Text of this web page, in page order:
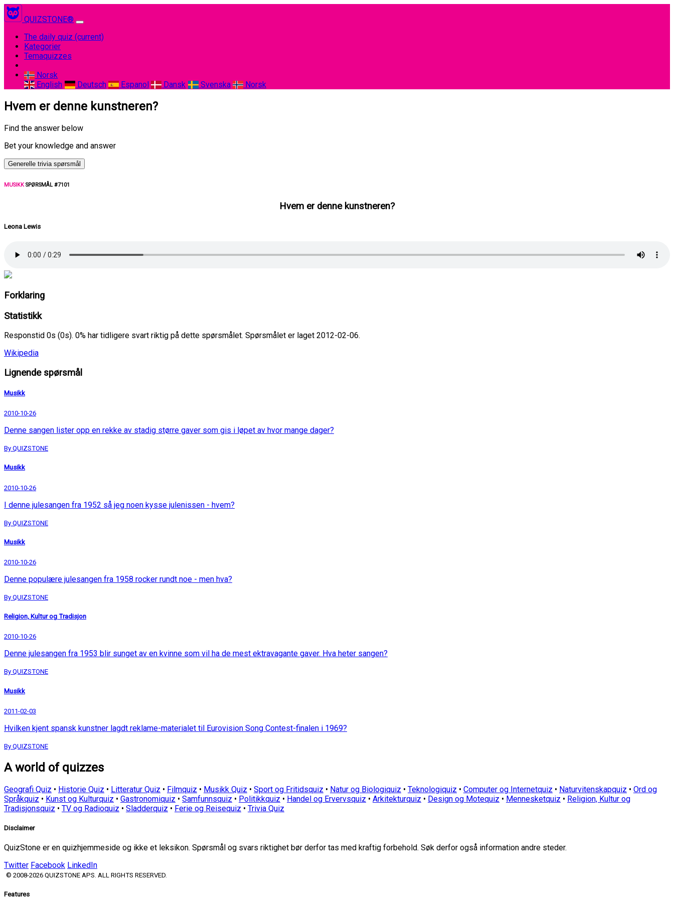
QUIZSTONE®
The daily quiz (current)
Kategorier
Temaquizzes
Norsk
English
Deutsch Espanol Dansk Svenska Norsk
Hvem er denne kunstneren?
Find the answer below
Bet your knowledge and answer
Generelle trivia spørsmål
MUSIKKSPØRSMÅL #7101
Hvem er denne kunstneren?
Leona Lewis
Forklaring
Statistikk
Responstid 0s (0s). 0% har tidligere svart riktig på dette spørsmålet. Spørsmålet er laget 2012-02-06.
Wikipedia
Lignende spørsmål
Musikk
2010-10-26
Denne sangen lister opp en rekke av stadig større gaver som gis i løpet av hvor mange dager?
By QUIZSTONE
Musikk
2010-10-26
I denne julesangen fra 1952 så jeg noen kysse julenissen - hvem?
By QUIZSTONE
Musikk
2010-10-26
Denne populære julesangen fra 1958 rocker rundt noe - men hva?
By QUIZSTONE
Religion, Kultur og Tradisjon
2010-10-26
Denne julesangen fra 1953 blir sunget av en kvinne som vil ha de mest ektravagante gaver. Hva heter sangen?
By QUIZSTONE
Musikk
2011-02-03
Hvilken kjent spansk kunstner lagdt reklame-materialet til Eurovision Song Contest-finalen i 1969?
By QUIZSTONE
A world of quizzes
Geografi Quiz • Historie Quiz • Litteratur Quiz • Filmquiz • Musikk Quiz • Sport og Fritidsquiz • Natur og Biologiquiz • Teknologiquiz • Computer og Internetquiz • Naturvitenskapquiz • Ord og
Språkquiz • Kunst og Kulturquiz • Gastronomiquiz • Samfunnsquiz • Politikkquiz • Handel og Ervervsquiz • Arkitekturquiz • Design og Motequiz • Mennesketquiz • Religion, Kultur og
Tradisjonsquiz • TV og Radioquiz • Sladderquiz • Ferie og Reisequiz • Trivia Quiz
Disclaimer
QuizStone er en quizhjemmeside og ikke et leksikon. Spørsmål og svars riktighet bør derfor tas med kraftig forbehold. Søk derfor også information andre steder.
Twitter Facebook LinkedIn
© 2008-2026 QUIZSTONE APS. ALL RIGHTS RESERVED.
Features